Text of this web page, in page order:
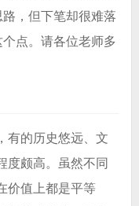
路，但下笔却很难落
个点。请各位老师多
有的历史悠远、文
度颇高。虽然不同
价值上都是平等